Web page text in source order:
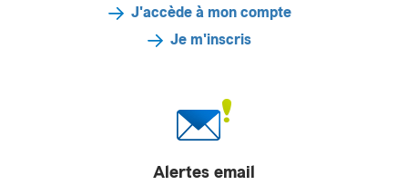
J'accède à mon compte
Je m'inscris
Alertes email